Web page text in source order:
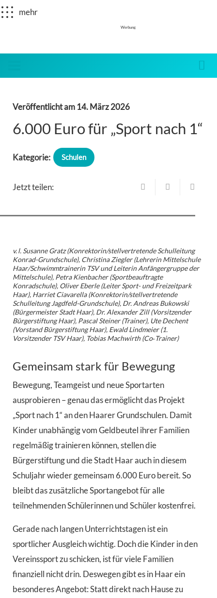
mehr
Werbung
Veröffentlicht am 14. März 2026
6.000 Euro für „Sport nach 1“
Kategorie: Schulen
Jetzt teilen:
v. l. Susanne Gratz (Konrektorin/stellvertretende Schulleitung
Konrad-Grundschule), Christina Ziegler (Lehrerin Mittelschule
Haar/Schwimmtrainerin TSV und Leiterin Anfängergruppe der
Mittelschule), Petra Kienbacher (Sportbeauftragte
Konradschule), Oliver Eberle (Leiter Sport- und Freizeitpark
Haar), Harriet Ciavarella (Konrektorin/stellvertretende
Schulleitung Jagdfeld-Grundschule), Dr. Andreas Bukowski
(Bürgermeister Stadt Haar), Dr. Alexander Zill (Vorsitzender
Bürgerstiftung Haar), Pascal Steiner (Trainer), Ute Dechent
(Vorstand Bürgerstiftung Haar), Ewald Lindmeier (1.
Vorsitzender TSV Haar), Tobias Machwirth (Co‑Trainer)
Gemeinsam stark für Bewegung
Bewegung, Teamgeist und neue Sportarten
ausprobieren – genau das ermöglicht das Projekt
„Sport nach 1“ an den Haarer Grundschulen. Damit
Kinder unabhängig vom Geldbeutel ihrer Familien
regelmäßig trainieren können, stellen die
Bürgerstiftung und die Stadt Haar auch in diesem
Schuljahr wieder gemeinsam 6.000 Euro bereit. So
bleibt das zusätzliche Sportangebot für alle
teilnehmenden Schülerinnen und Schüler kostenfrei.
Gerade nach langen Unterrichtstagen ist ein
sportlicher Ausgleich wichtig. Doch die Kinder in den
Vereinssport zu schicken, ist für viele Familien
finanziell nicht drin. Deswegen gibt es in Haar ein
besonderes Angebot: Statt direkt nach Hause zu